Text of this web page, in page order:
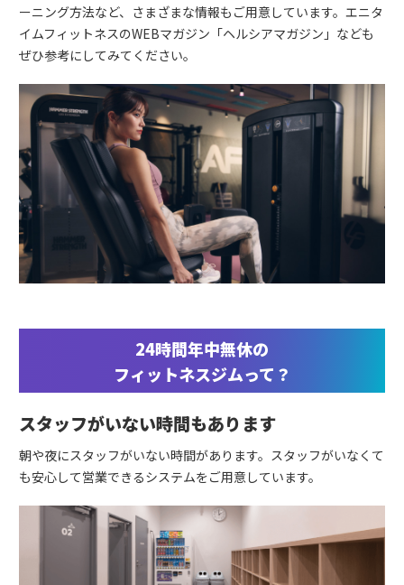
ーニング方法など、さまざまな情報もご用意しています。エニタ
イムフィットネスのWEBマガジン「ヘルシアマガジン」なども
ぜひ参考にしてみてください。
24時間年中無休の
フィットネスジムって？
スタッフがいない時間もあります
朝や夜にスタッフがいない時間があります。スタッフがいなくて
も安心して営業できるシステムをご用意しています。